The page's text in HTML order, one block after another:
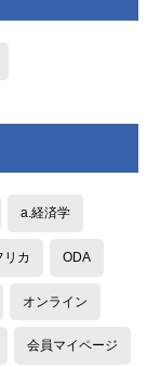
a.経済学
リカ ODA
オンライン
会員マイページ